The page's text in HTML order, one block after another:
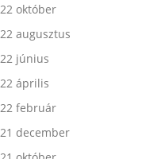
október
augusztus
június
április
február
december